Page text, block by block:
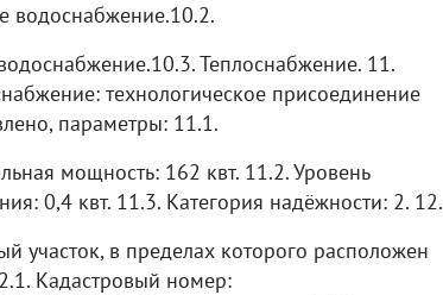
водоснабжение.10.2.
Теплоснабжение. 11.
технологическое присоединение
параметры: 11.1.
мощность: 162 квт. 11.2. Уровень
0,4 квт. 11.3. Категория надёжности: 2. 12.
участок, в пределах которого расположен
Кадастровый номер: